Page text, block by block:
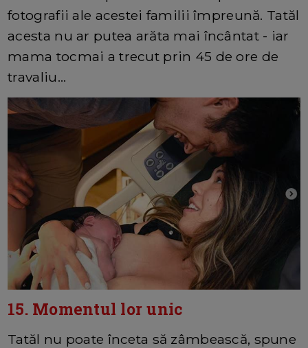
fotografii ale acestei familii împreună. Tatăl
acesta nu ar putea arăta mai încântat - iar
mama tocmai a trecut prin 45 de ore de
travaliu...
15. Momentul lor unic
Tatăl nu poate înceta să zâmbească, spune